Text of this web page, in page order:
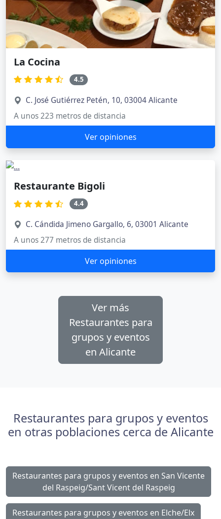
La Cocina
4.5
C. José Gutiérrez Petén, 10, 03004 Alicante
A unos 223 metros de distancia
Ver opiniones
Restaurante Bigoli
4.4
C. Cándida Jimeno Gargallo, 6, 03001 Alicante
A unos 277 metros de distancia
Ver opiniones
Ver más
Restaurantes para
grupos y eventos
en Alicante
Restaurantes para grupos y eventos
en otras poblaciones cerca de Alicante
Restaurantes para grupos y eventos en San Vicente
del Raspeig/Sant Vicent del Raspeig
Restaurantes para grupos y eventos en Elche/Elx